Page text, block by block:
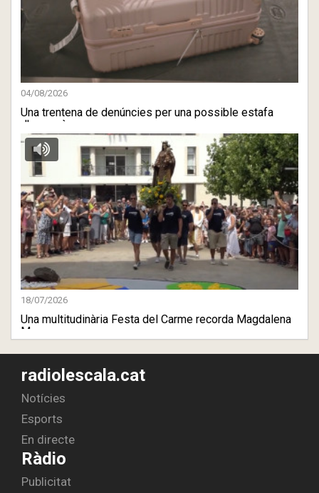
04/08/2026
Una trentena de denúncies per una possible estafa
d'una agènc ...
18/07/2026
Una multitudinària Festa del Carme recorda Magdalena
Moreno
radiolescala.cat
Notícies
Esports
En directe
Ràdio
Publicitat